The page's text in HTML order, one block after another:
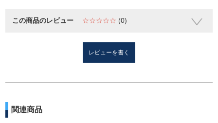
この商品のレビュー ☆☆☆☆☆ (0)
レビューを書く
関連商品